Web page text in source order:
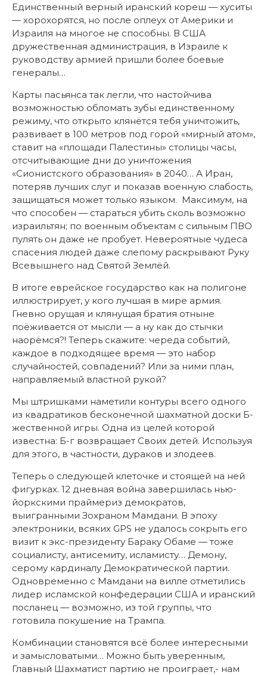
Единственный верный иранский кореш — хуситы
— хорохорятся, но после оплеух от Америки и
Израиля на многое не способны. В США
дружественная администрация, в Израиле к
руководству армией пришли более боевые
генералы…
Карты пасьянса так легли, что настойчива
возможностью обломать зубы единственному
режиму, что открыто клянётся тебя уничтожить,
развивает в 100 метров под горой «мирный атом»,
ставит на «площади Палестины» столицы часы,
отсчитывающие дни до уничтожения
«Сионистского образования» в 2040… А Иран,
потеряв лучших слуг и показав военную слабость,
защищаться может только языком. Максимум, на
что способен — стараться убить сколь возможно
израильтян; по военным объектам с сильным ПВО
пулять он даже не пробует. Невероятные чудеса
спасения людей даже слепому раскрывают Руку
Всевышнего над Святой Землёй.
В итоге еврейское государство как на полигоне
иллюстрирует, у кого лучшая в мире армия.
Гневно орущая и клянущая братия отныне
поёживается от мысли — а ну как до стычки
наорёмся?! Теперь скажите: череда событий,
каждое в подходящее время — это набор
случайностей, совпадений? Или за ними план,
направляемый властной рукой?
Мы штришками наметили контуры всего одного
из квадратиков бесконечной шахматной доски Б-
жественной игры. Одна из целей которой
известна: Б-г возвращает Своих детей. Используя
для этого, в частности, дураков и злодеев.
Теперь о следующей клеточке и стоящей на ней
фигурках. 12 дневная война завершилась нью-
йоркскими праймериз демократов,
выигранными Зохраном Мамдани. В эпоху
электроники, всяких GPS не удалось сокрыть его
визит к экс-президенту Бараку Обаме — тоже
социалисту, антисемиту, исламисту… Демону,
серому кардиналу Демократической партии.
Одновременно с Мамдани на вилле отметились
лидер исламской конфедерации США и иранский
посланец — возможно, из той группы, что
готовила покушение на Трампа.
Комбинации становятся всё более интересными
и замысловатыми… Можно быть уверенным,
Главный Шахматист партию не проиграет,- нам